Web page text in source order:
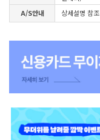
A/S안내 상세설명 참조